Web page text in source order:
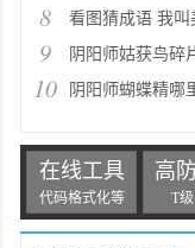
8 看图猜成语 我叫美女今
9 阴阳师姑获鸟碎片获得
10 阴阳师蝴蝶精哪里
在线工具
代码格式化等
高
T